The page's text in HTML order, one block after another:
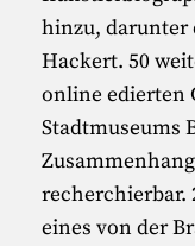
hinzu, darunter
Hackert. 50
online edierten
Stadtmuseums
recherchierbar.
eines von der